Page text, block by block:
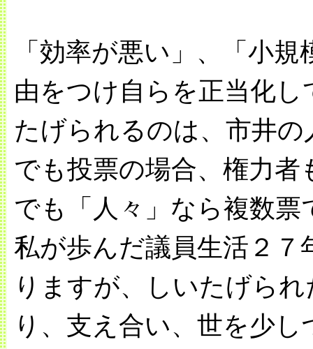
「効率が悪い」、「小
由をつけ自らを正当化
たげられるのは、市井の
でも投票の場合、権力
でも「人々」なら複数票
私が歩んだ議員生活２
りますが、しいたげら
り、支え合い、世を少